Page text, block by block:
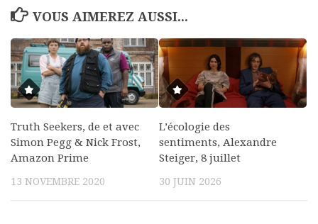
VOUS AIMEREZ AUSSI...
Truth Seekers, de et avec
Simon Pegg & Nick Frost,
Amazon Prime
13 NOVEMBRE 2020
L’écologie des
sentiments, Alexandre
Steiger, 8 juillet
30 JUIN 2026